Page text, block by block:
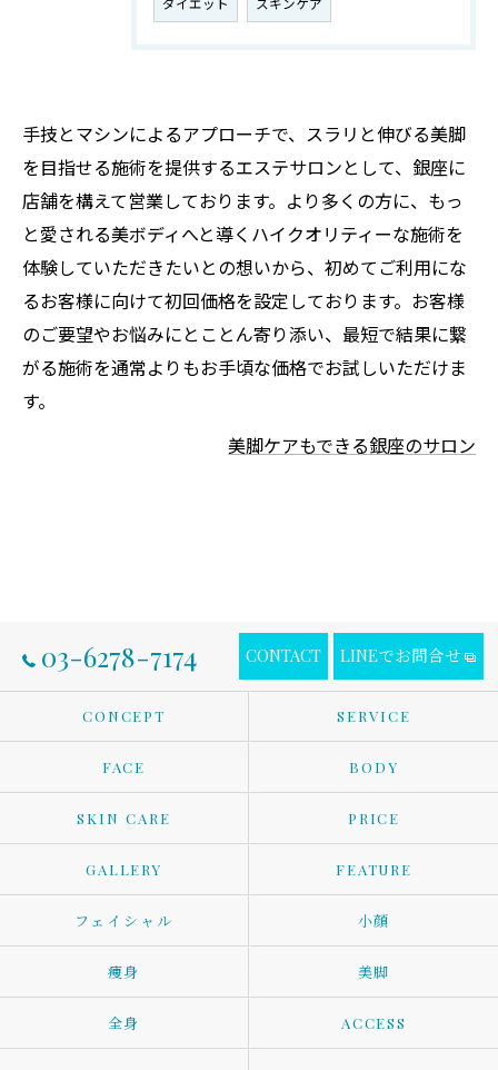
手技とマシンによるアプローチで、スラリと伸びる美脚
を目指せる施術を提供するエステサロンとして、銀座に
店舗を構えて営業しております。より多くの方に、もっ
と愛される美ボディへと導くハイクオリティーな施術を
体験していただきたいとの想いから、初めてご利用にな
るお客様に向けて初回価格を設定しております。お客様
のご要望やお悩みにとことん寄り添い、最短で結果に繋
がる施術を通常よりもお手頃な価格でお試しいただけま
す。
美脚ケアもできる銀座のサロン
03-6278-7174 CONTACT LINEでお問合せ
CONCEPT SERVICE
FACE BODY
SKIN CARE PRICE
GALLERY FEATURE
フェイシャル 小顔
痩身 美脚
全身 ACCESS